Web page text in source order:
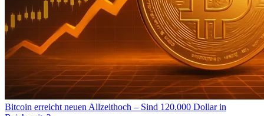
Bitcoin erreicht neuen Allzeithoch – Sind 120.000 Dollar in